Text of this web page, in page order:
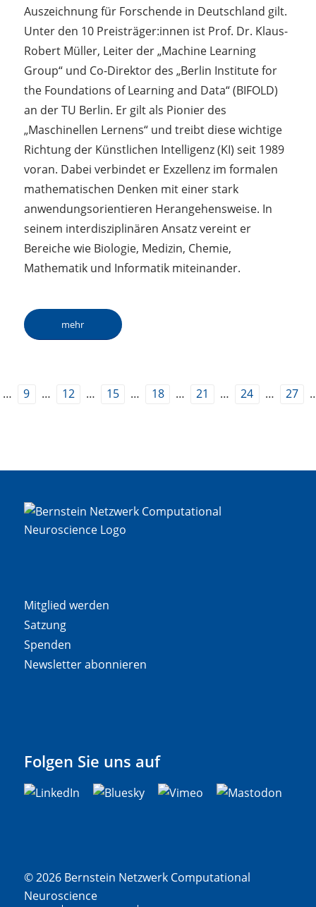
Auszeichnung für Forschende in Deutschland gilt.
Unter den 10 Preisträger:innen ist Prof. Dr. Klaus-
Robert Müller, Leiter der „Machine Learning
Group“ und Co-Direktor des „Berlin Institute for
the Foundations of Learning and Data“ (BIFOLD)
an der TU Berlin. Er gilt als Pionier des
„Maschinellen Lernens“ und treibt diese wichtige
Richtung der Künstlichen Intelligenz (KI) seit 1989
voran. Dabei verbindet er Exzellenz im formalen
mathematischen Denken mit einer stark
anwendungsorientieren Herangehensweise. In
seinem interdisziplinären Ansatz vereint er
Bereiche wie Biologie, Medizin, Chemie,
Mathematik und Informatik miteinander.
mehr
… 9 … 12 … 15 … 18 … 21 … 24 … 27
Mitglied werden
Satzung
Spenden
Newsletter abonnieren
Folgen Sie uns auf
© 2026 Bernstein Netzwerk Computational
Neuroscience